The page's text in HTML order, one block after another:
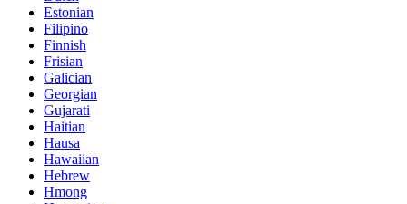
Estonian
Filipino
Finnish
Frisian
Galician
Georgian
Gujarati
Haitian
Hausa
Hawaiian
Hebrew
Hmong